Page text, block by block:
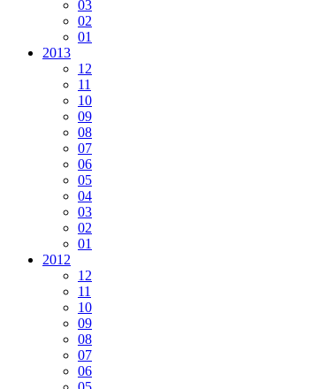
03
02
01
2013
12
11
10
09
08
07
06
05
04
03
02
01
2012
12
11
10
09
08
07
06